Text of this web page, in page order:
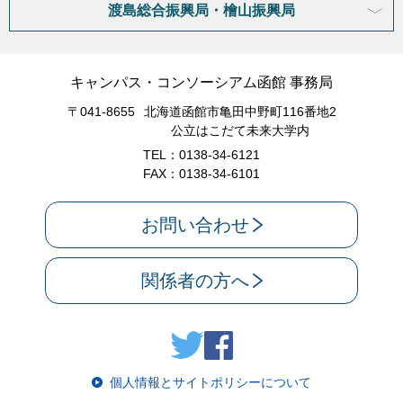
渡島総合振興局・檜山振興局
キャンパス・コンソーシアム函館 事務局
〒041-8655
北海道函館市亀田中野町116番地2
公立はこだて未来大学内
TEL：0138-34-6121
FAX：0138-34-6101
お問い合わせ
関係者の方へ
個人情報とサイトポリシーについて